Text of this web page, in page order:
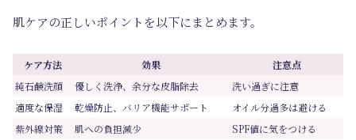
肌ケアの正しいポイントを以下にまとめます。
ケア方法 効果
注意点
純石鹸洗顔
優しく洗浄、余分な皮脂除去
洗い過ぎに注意
適度な保湿
乾燥防止、バリア機能サポート
オイル分過多は避ける
紫外線対策
肌への負担減少 SPF値に気をつける